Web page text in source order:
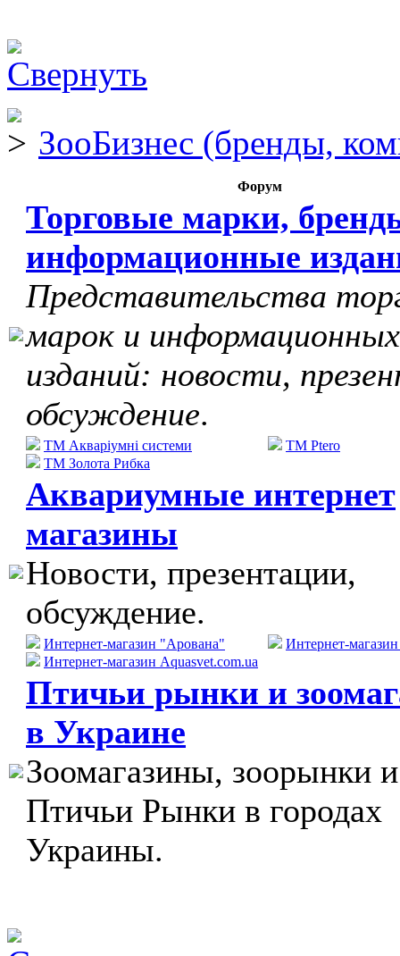
ЗооБизнес (бренды,
Форум
Торговые марки,
информационные
Представительства
марок и информационных
изданий: новости,
обсуждение.
ТМ Акваріумні системи
ТМ Золота Рибка
TM Ptero
Аквариумные интернет
магазины
Новости, презентации,
обсуждение.
Интернет-магазин "Арована"
Интернет-магазин Aquasvet.com.ua
Интернет-
Птичьи рынки и
в Украине
Зоомагазины, зоорынки и
Птичьи Рынки в городах
Украины.